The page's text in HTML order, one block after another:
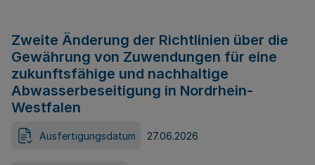
Zweite Änderung der Richtlinien über die
Gewährung von Zuwendungen für eine
zukunftsfähige und nachhaltige
Abwasserbeseitigung in Nordrhein-
Westfalen
Ausfertigungsdatum 27.06.2026